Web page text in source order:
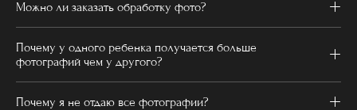
Можно ли заказать обработку фото?
Почему у одного ребенка получается больше
фотографий чем у другого?
Почему я не отдаю все фотографии?